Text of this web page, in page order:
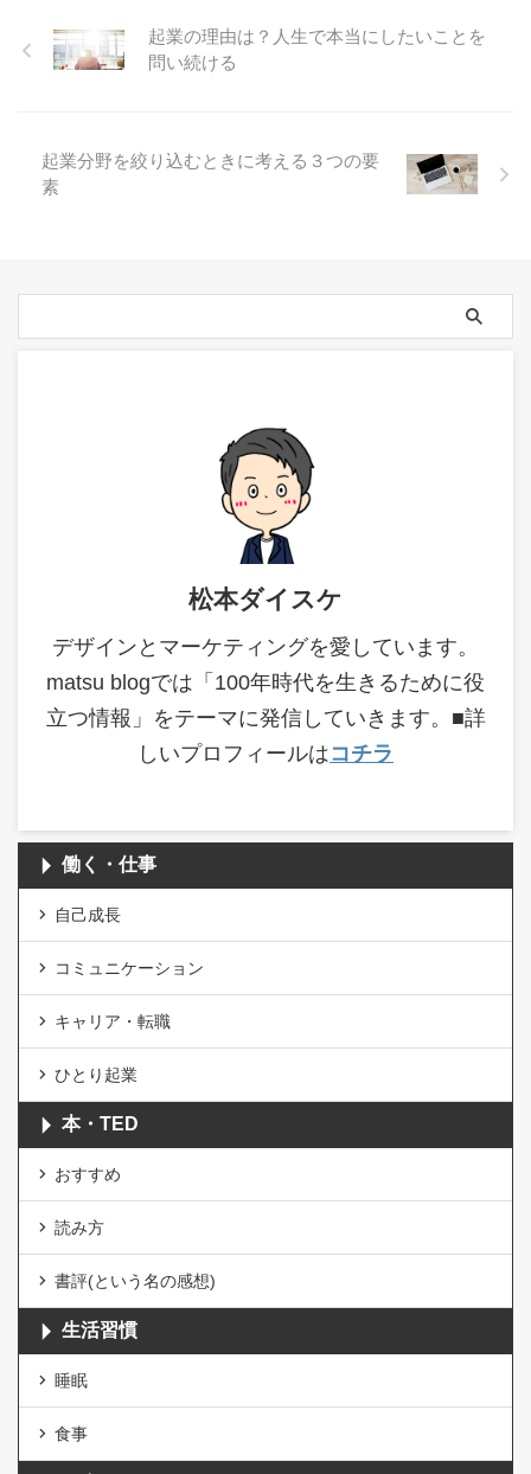
起業の理由は？人生で本当にしたいことを
問い続ける
起業分野を絞り込むときに考える３つの要
素
松本ダイスケ
デザインとマーケティングを愛しています。
matsu blogでは「100年時代を生きるために役
立つ情報」をテーマに発信していきます。■詳
しいプロフィールはコチラ
働く・仕事
自己成長
コミュニケーション
キャリア・転職
ひとり起業
本・TED
おすすめ
読み方
書評(という名の感想)
生活習慣
睡眠
食事